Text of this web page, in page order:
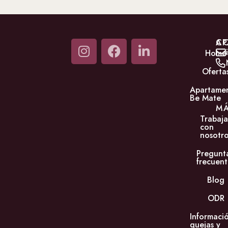
Home
Be Mate
Trabaja
con
Blog
ODR
quejas y